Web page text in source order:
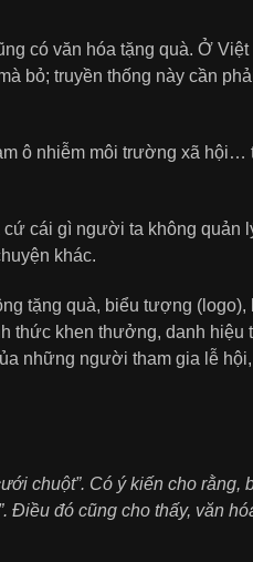
có văn hóa tặng quà. Ở
bỏ; truyền thống này cần
ô nhiễm môi trường xã hội…
cái gì người ta không quản
khác.
tặng quà, biểu tượng
thức khen thưởng, danh
những người tham gia lễ
chuột”. Có ý kiến cho rằng,
Điều đó cũng cho thấy, văn